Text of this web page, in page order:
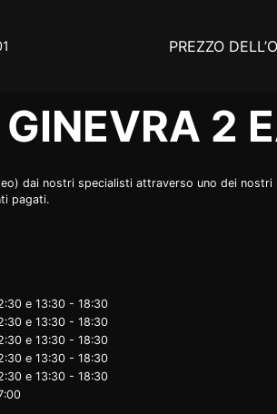
PREZZO
STATO
2
dai nostri specialisti attraverso uno dei
pagati.
e13:30 - 18:30
e13:30 - 18:30
e13:30 - 18:30
e13:30 - 18:30
e13:30 - 18:30